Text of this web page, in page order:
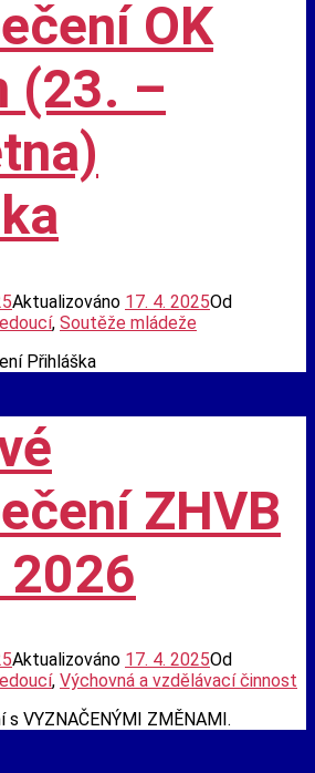
OK
(23. –
Aktualizováno 17. 4. 2025Od
, Soutěže mládeže
Přihláška
ZHVB
Aktualizováno 17. 4. 2025Od
, Výchovná a vzdělávací činnost
s VYZNAČENÝMI ZMĚNAMI.